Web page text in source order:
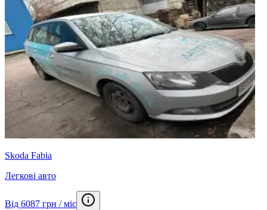
Skoda Fabia
Легкові авто
Від 6087 грн / міс